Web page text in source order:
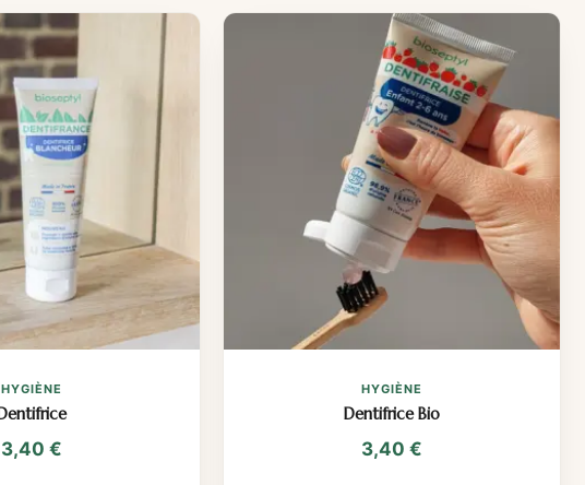
HYGIÈNE
3,40 €
HYGIÈNE
Dentifrice Bio
3,40 €